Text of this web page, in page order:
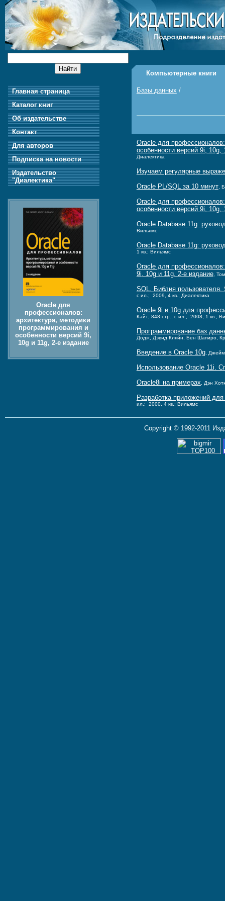
Главная страница
Каталог книг
Об издательстве
Контакт
Для авторов
Подписка на новости
Издательство
"Диалектика"
Oracle для
профессионалов:
архитектура, методики
программирования и
особенности версий 9i,
10g и 11g, 2-е издание
Компьютерные книги
Базы данных /
Oracle для
особенности версий 9i, 10g,
Диалектика
Изучаем регулярные
Oracle PL/SQL за 10 минут,
Oracle для
особенности версий 9i, 10g,
Oracle Database 11g:
Вильямс
Oracle Database 11g:
1 кв.; Вильямс
Oracle для
9i, 10g и 11g, 2-е издание,
SQL. Библия пользователя.
с ил.; 2009, 4 кв.; Диалектика
Oracle 9i и 10g для
Кайт; 848 стр., с ил.; 2008, 1 кв.;
Программирование баз
Додж, Дэвид Кляйн, Бен Шапиро,
Введение в Oracle 10g,
Использование Oracle 11i.
Oracle8i на примерах , Дэн
Разработка приложений
ил.; 2000, 4 кв.; Вильямс
Copyright © 1992-2011